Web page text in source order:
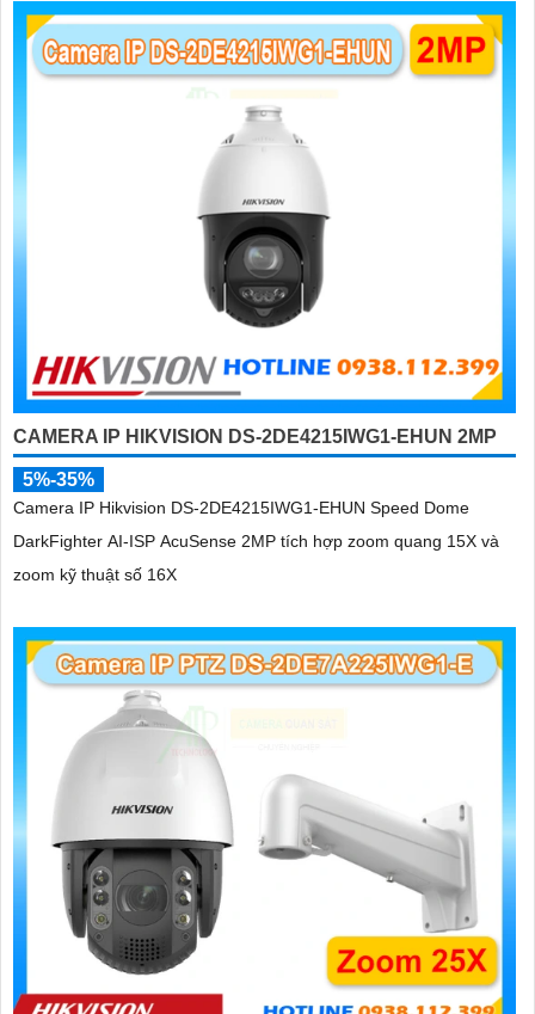
CAMERA IP HIKVISION DS-2DE4215IWG1-EHUN 2MP
5%-35%
Camera IP Hikvision DS-2DE4215IWG1-EHUN Speed Dome
DarkFighter AI-ISP AcuSense 2MP tích hợp zoom quang 15X và
zoom kỹ thuật số 16X